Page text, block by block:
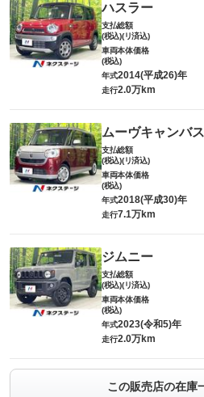
ハスラー
支払総額
(税込)(リ済込)
車両本体価格
(税込)
年式2014(平成26)年
走行2.0万km
ムーヴキャンバス
支払総額
(税込)(リ済込)
車両本体価格
(税込)
年式2018(平成30)年
走行7.1万km
ジムニー
支払総額
(税込)(リ済込)
車両本体価格
(税込)
年式2023(令和5)年
走行2.0万km
この販売店の在庫